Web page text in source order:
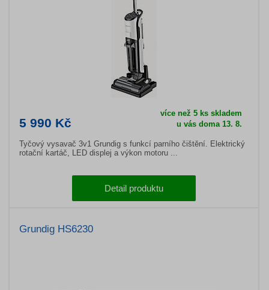
5 990 Kč
více než 5 ks skladem
u vás doma 13. 8.
Tyčový vysavač 3v1 Grundig s funkcí parního čištění. Elektrický
rotační kartáč, LED displej a výkon motoru ...
Detail produktu
Grundig HS6230